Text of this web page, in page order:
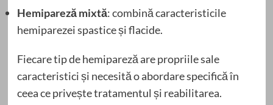
Hemipareză mixtă: combină caracteristicile
hemiparezei spastice și flacide.
Fiecare tip de hemipareză are propriile sale
caracteristici și necesită o abordare specifică în
ceea ce privește tratamentul și reabilitarea.